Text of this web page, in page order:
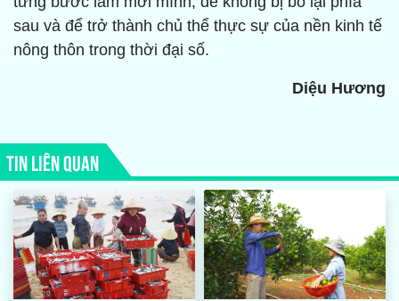
sau và để trở thành chủ thể thực sự của nền kinh tế
nông thôn trong thời đại số.
Diệu Hương
TIN LIÊN QUAN